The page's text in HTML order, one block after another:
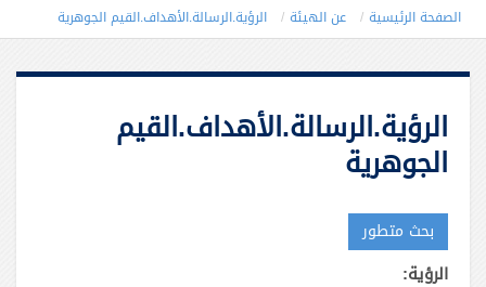
الصفحة الرئيسية عن الهيئة الرؤية.الرسالة.الأهداف.القيم الجوهرية
الرؤية.الرسالة.الأهداف.القيم
الجوهرية
بحث متطور
الرؤية: